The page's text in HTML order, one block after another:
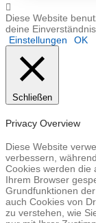
Diese Website
deine
Einstellungen
OK
Schließen
Privacy Overview
Diese Website
verbessern,
Cookies werden die
Ihrem Browser
Grundfunktionen
auch Cookies von
zu verstehen, wie